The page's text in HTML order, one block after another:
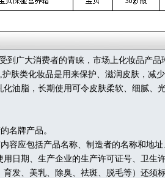
广大消费者的青睐，市场上化妆品产品
肤类化妆品是用来保护、滋润皮肤，减
油脂，长期使用可令皮肤柔软、细腻、
名牌产品。
容应包括产品名称、制造者的名称和地址
日期、生产企业的生产许可证号、卫生
发、美乳、除臭、祛斑、脱毛等）还须